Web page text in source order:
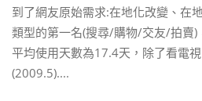
到了網友原始需求:在地化改變、在
類型的第一名(搜尋/購物/交友/拍賣)
平均使用天數為17.4天，除了看電
(2009.5)....